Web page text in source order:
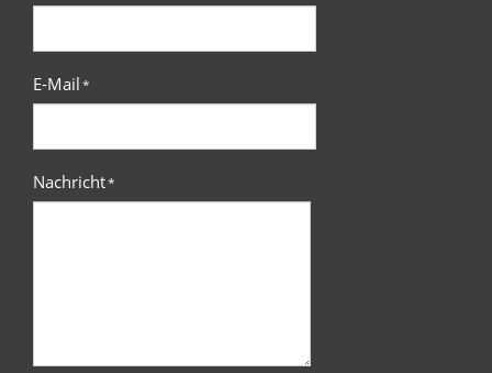
E-Mail*
Nachricht*